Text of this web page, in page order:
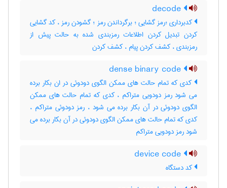
کدبرداری ؛رمز گشایی ؛ برگرداندن رمز ؛ گشودن رمز ، کد گشایی
کردن تبدیل کردن اطلاعات رمزبندی شده به حالت پیش از
رمزبندی ، کشف کردن پیام ، کشف کردن
کدی که تمام حالت های ممکن الگوی دودوئی در ان بکار برده
می شود رمز دودویی متراکم ، کدی که تمام حالت های ممکن
الگوی دودوئی در آن بکار برده می شود ، رمز دودوئی متراکم ،
کدی که تمام حالت های ممکن الگوی دودوئی در آن بکار برده می
شود رمز دودویی متراکم
کد دستگاه